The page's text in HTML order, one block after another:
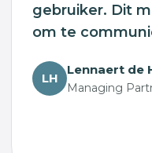
gebruiker. Dit
om te
LH
Lennaert de
Managing